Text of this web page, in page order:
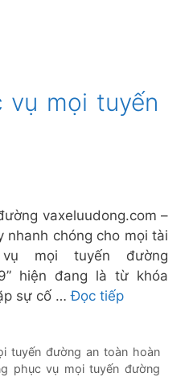
vụ mọi tuyến
vaxeluudong.com –
nhanh chóng cho mọi tài
mọi tuyến đường
hiện đang là từ khóa
sự cố …Đọc tiếp
tuyến đường an toàn hoàn
phục vụ mọi tuyến đường